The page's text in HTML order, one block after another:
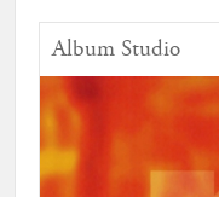
Album Studio